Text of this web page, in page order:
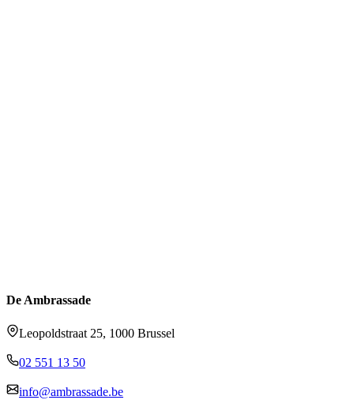
De Ambrassade
Leopoldstraat 25, 1000 Brussel
02 551 13 50
info@ambrassade.be